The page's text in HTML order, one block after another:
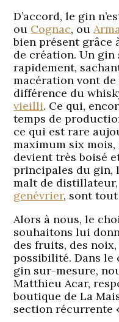
D’accord, le gin
ou Cognac, ou
bien présent grâce
de création. Un
rapidement,
macération vont de
différence du
vieilli. Ce qui,
temps de
ce qui est rare
maximum six
devient très boisé
principales du gin,
malt de
genévrier, sont
Alors à nous, le
souhaitons lui
des fruits, des
possibilité. Dans le
gin sur-mesure,
Matthieu Acar,
boutique de La
section récurrente